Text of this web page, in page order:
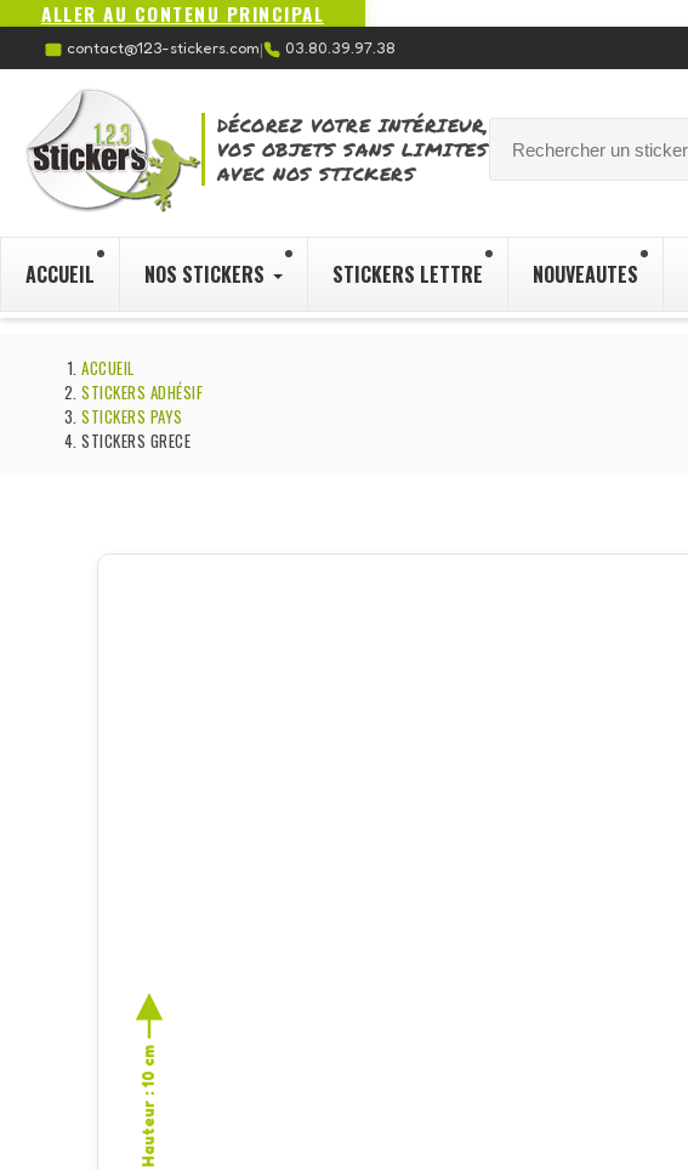
ALLER AU CONTENU PRINCIPAL
contact@123-stickers.com| 03.80.39.97.38
DÉCOREZ VOTRE INTÉRIEUR,
VOS OBJETS SANS LIMITES
AVEC NOS STICKERS
ACCUEIL NOS STICKERS STICKERS LETTRE NOUVEAUTES
ACCUEIL
STICKERS ADHÉSIF
STICKERS PAYS
STICKERS GRECE
Hauteur : 10 cm